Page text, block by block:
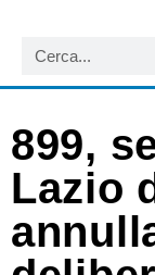
899,
Lazio